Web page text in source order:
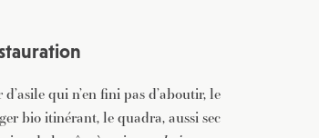
qui n’en fini pas d’aboutir, le
bio itinérant, le quadra, aussi sec